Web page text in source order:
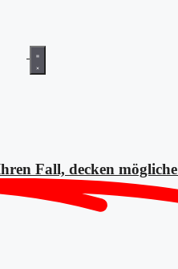
Fall, decken mögliche